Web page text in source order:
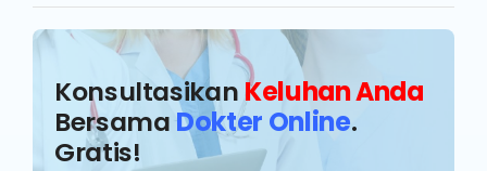
Konsultasikan Keluhan Anda
BersamaDokter Online.
Gratis!